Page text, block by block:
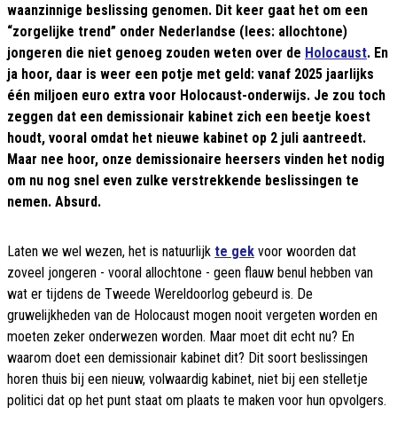
waanzinnige beslissing genomen. Dit keer gaat het om een
“zorgelijke trend” onder Nederlandse (lees: allochtone)
jongeren die niet genoeg zouden weten over de Holocaust. En
ja hoor, daar is weer een potje met geld: vanaf 2025 jaarlijks
één miljoen euro extra voor Holocaust-onderwijs. Je zou toch
zeggen dat een demissionair kabinet zich een beetje koest
houdt, vooral omdat het nieuwe kabinet op 2 juli aantreedt.
Maar nee hoor, onze demissionaire heersers vinden het nodig
om nu nog snel even zulke verstrekkende beslissingen te
nemen. Absurd.
Laten we wel wezen, het is natuurlijk te gek voor woorden dat
zoveel jongeren - vooral allochtone - geen flauw benul hebben van
wat er tijdens de Tweede Wereldoorlog gebeurd is. De
gruwelijkheden van de Holocaust mogen nooit vergeten worden en
moeten zeker onderwezen worden. Maar moet dit echt nu? En
waarom doet een demissionair kabinet dit? Dit soort beslissingen
horen thuis bij een nieuw, volwaardig kabinet, niet bij een stelletje
politici dat op het punt staat om plaats te maken voor hun opvolgers.